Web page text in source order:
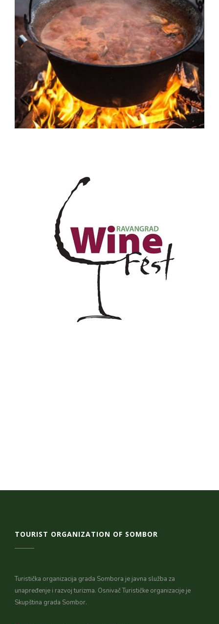
TOURIST ORGANIZATION OF SOMBOR
Turistička organizacija grada Sombora je javna služba za
unapređenje i razvoj turizma. Osnivač Turističke organizacije je
Skupština grada Sombor.